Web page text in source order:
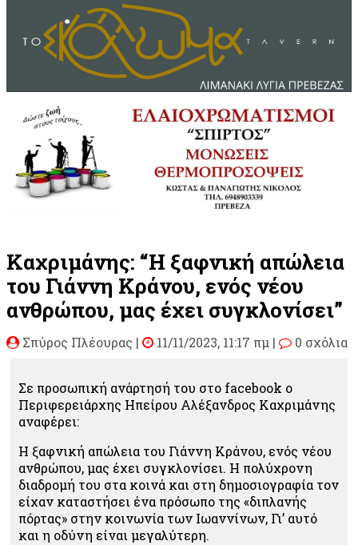
Καχριμάνης: “Η ξαφνική απώλεια
του Γιάννη Κράνου, ενός νέου
ανθρώπου, μας έχει συγκλονίσει”
Σπύρος Πλέουρας | 11/11/2023, 11:17 πμ | 0 σχόλια
Σε προσωπική ανάρτησή του στο facebook ο
Περιφερειάρχης Ηπείρου Αλέξανδρος Καχριμάνης
αναφέρει:
Η ξαφνική απώλεια του Γιάννη Κράνου, ενός νέου
ανθρώπου, μας έχει συγκλονίσει. Η πολύχρονη
διαδρομή του στα κοινά και στη δημοσιογραφία τον
είχαν καταστήσει ένα πρόσωπο της «διπλανής
πόρτας» στην κοινωνία των Ιωαννίνων, Γι’ αυτό
και η οδύνη είναι μεγαλύτερη.